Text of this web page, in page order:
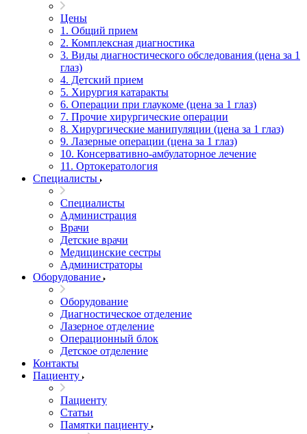
Цены
1. Общий прием
2. Комплексная диагностика
3. Виды диагностического обследования (цена за 1
глаз)
4. Детский прием
5. Хирургия катаракты
6. Операции при глаукоме (цена за 1 глаз)
7. Прочие хирургические операции
8. Хирургические манипуляции (цена за 1 глаз)
9. Лазерные операции (цена за 1 глаз)
10. Консервативно-амбулаторное лечение
11. Ортокератология
Специалисты
Специалисты
Администрация
Врачи
Детские врачи
Медицинские сестры
Администраторы
Оборудование
Оборудование
Диагностическое отделение
Лазерное отделение
Операционный блок
Детское отделение
Контакты
Пациенту
Пациенту
Статьи
Памятки пациенту